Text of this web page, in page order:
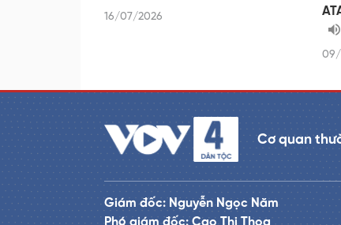
16/07/2026
09/
Cơ quan
Giám đốc: Nguyễn Ngọc Năm
Phó giám đốc: Cao Thị Thoa